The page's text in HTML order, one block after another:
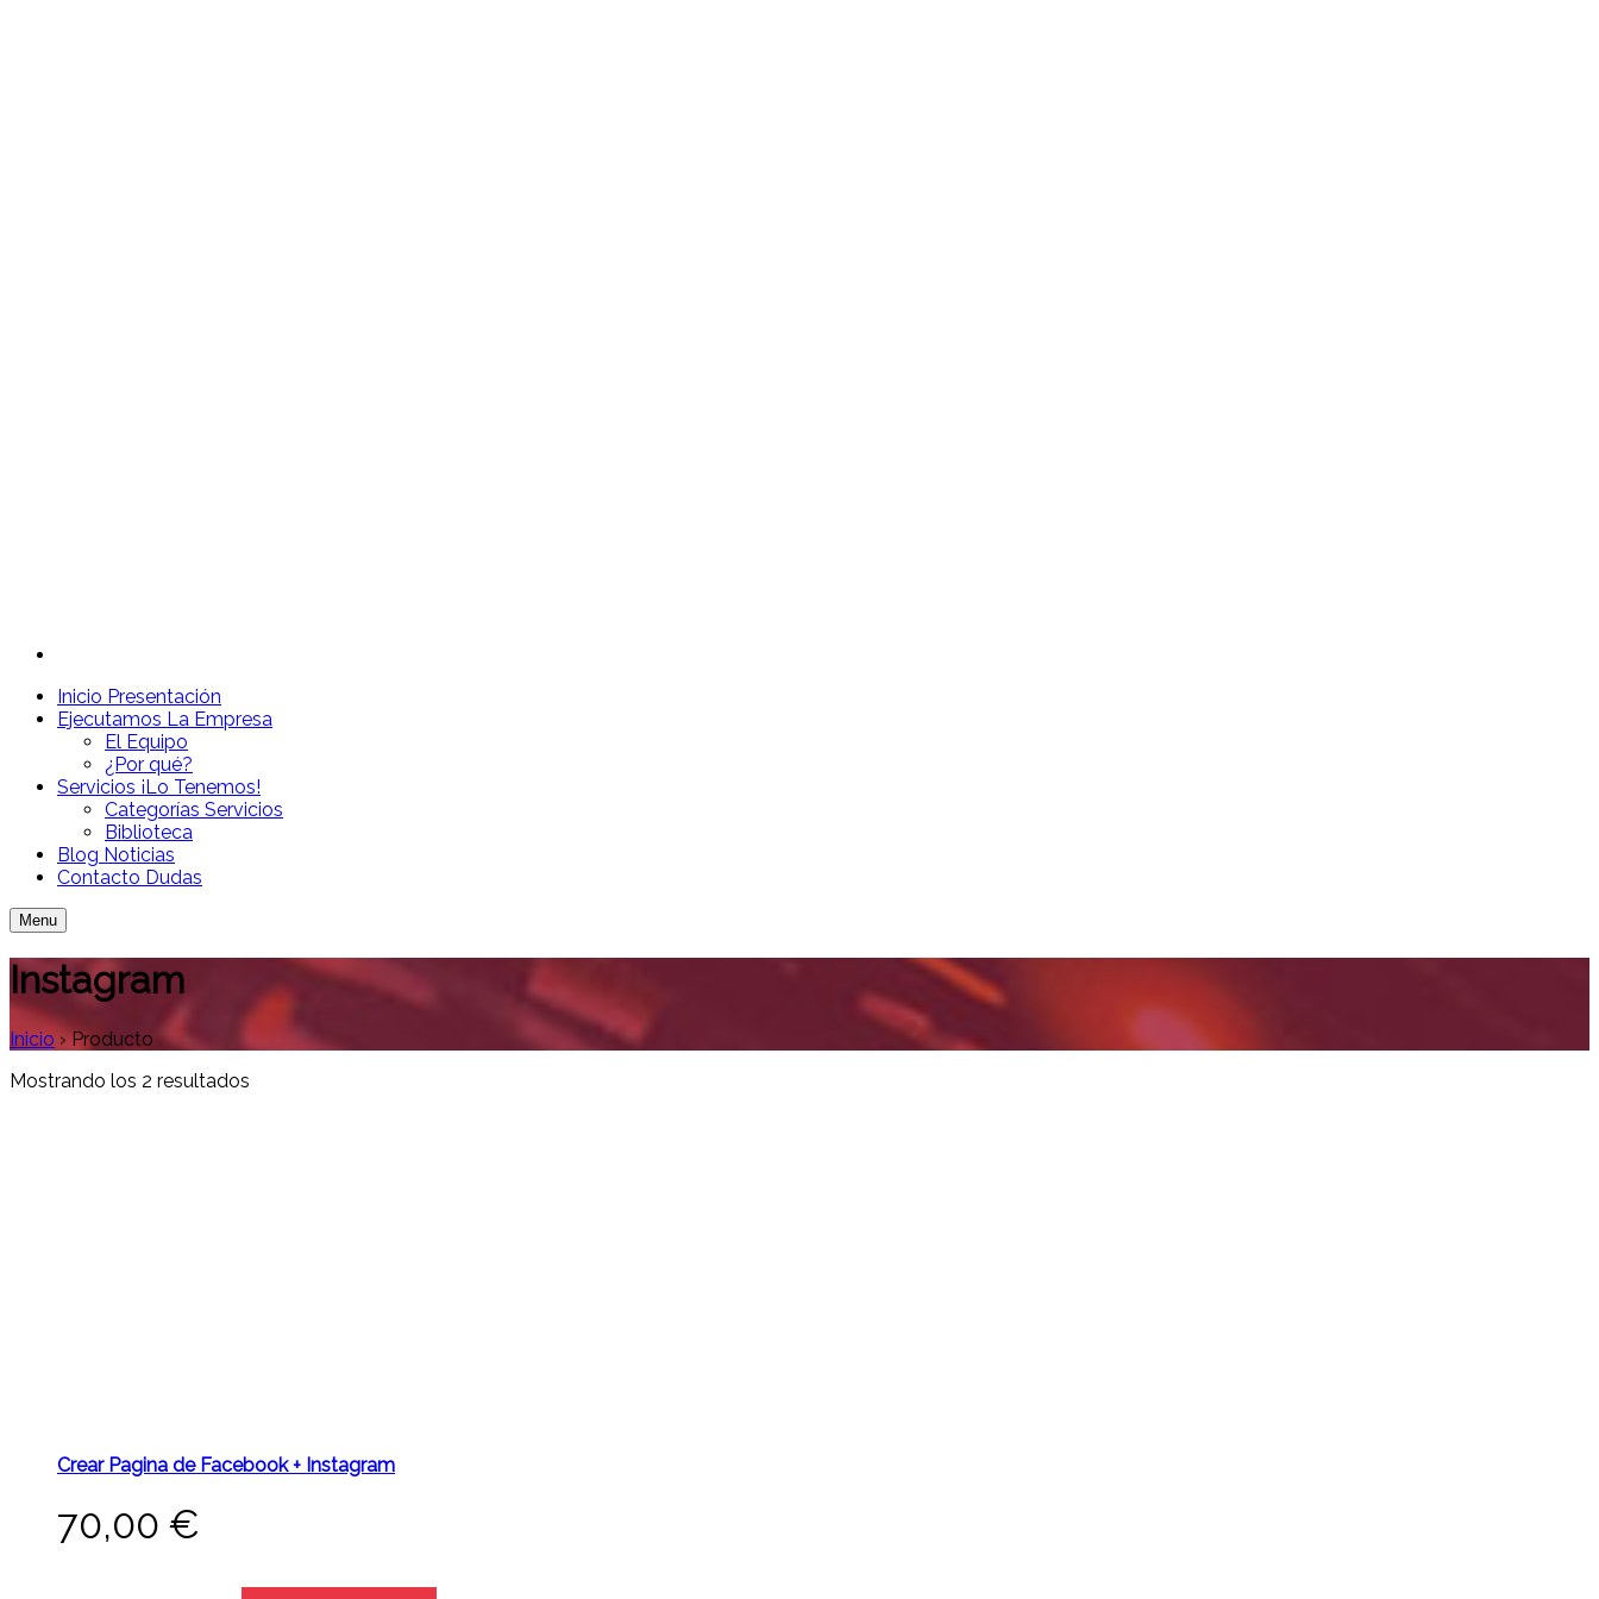
Inicio Presentación
Ejecutamos La Empresa
El Equipo
¿Por qué?
Servicios ¡Lo Tenemos!
Categorías Servicios
Biblioteca
Blog Noticias
Contacto Dudas
Menu
Instagram
Inicio ›Producto
Mostrando los 2 resultados
Crear Pagina de Facebook + Instagram
70,00 €